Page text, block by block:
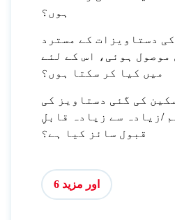
ہوں؟
دستاویزات کے مسترد
موصول ہوئی، اس کے لئے
میں کیا کر سکتا ہوں؟
کی گئی دستاویز کی
/زیادہ سے زیادہ قابلِ
قبول سائز کیا ہے؟
اور مزید 6